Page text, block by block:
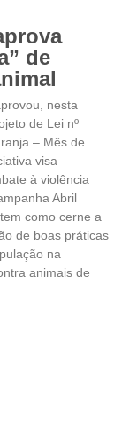
de
nesta
de Lei nº
– Mês de
visa
à violência
Abril
como cerne a
de boas práticas
na
animais de